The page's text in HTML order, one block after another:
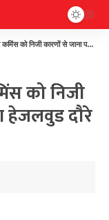
कारणों से जाना पड़ा घर,जोश हेजलवुड दौरे से बाहर
को निजी
हेजलवुड दौरे